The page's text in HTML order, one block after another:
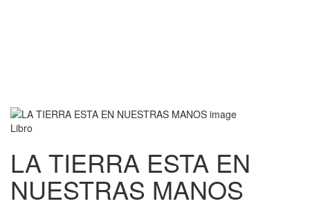
Libro
LA TIERRA ESTA EN
NUESTRAS MANOS